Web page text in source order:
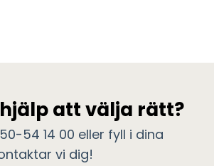
att välja rätt?
54 14 00 eller fyll i dina
vi dig!